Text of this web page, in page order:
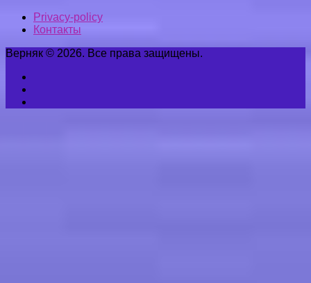
Privacy-policy
Контакты
Верняк © 2026. Все права защищены.